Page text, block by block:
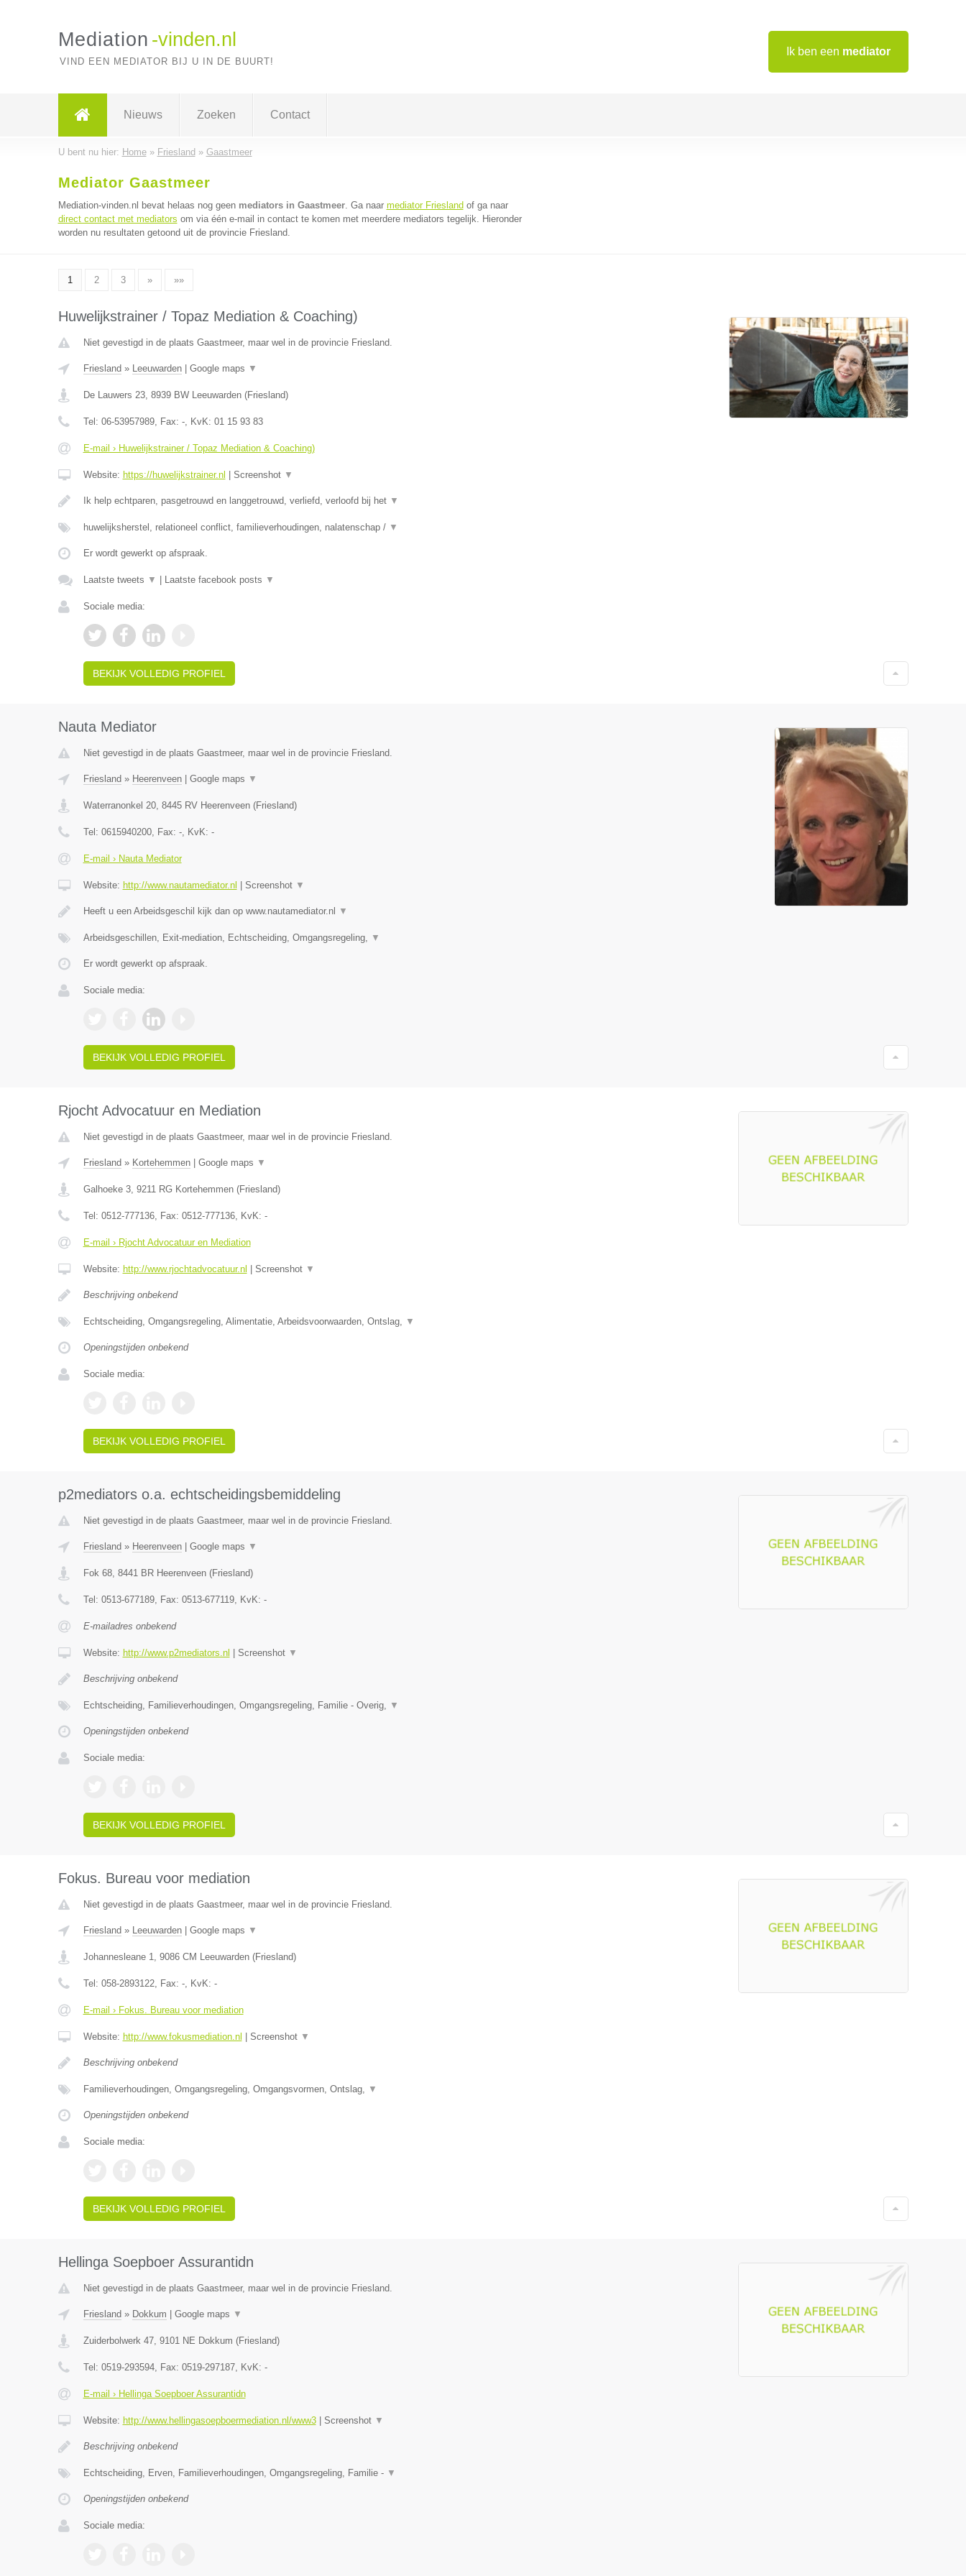
Ik ben een mediator
Mediation -vinden.nl
VIND EEN MEDIATOR BIJ U IN DE BUURT!
Nieuws Zoeken Contact
U bent nu hier: Home» Friesland » Gaastmeer
Mediator Gaastmeer
Mediation-vinden.nl bevat helaas nog geen mediators in Gaastmeer. Ga naar mediator Friesland of ga naar
direct contact met mediators om via één e-mail in contact te komen met meerdere mediators tegelijk. Hieronder
worden nu resultaten getoond uit de provincie Friesland.
1 2 3 » »»
Huwelijkstrainer / Topaz Mediation & Coaching)
Niet gevestigd in de plaats Gaastmeer, maar wel in de provincie Friesland.
Friesland » Leeuwarden| Google maps ▼
De Lauwers 23, 8939 BW Leeuwarden(Friesland)
Tel: 06-53957989, Fax: -, KvK: 01 15 93 83
E-mail › Huwelijkstrainer / Topaz Mediation & Coaching)
Website: https://huwelijkstrainer.nl Screenshot ▼
Ik help echtparen, pasgetrouwd en langgetrouwd, verliefd, verloofd bij het ▼
huwelijksherstel, relationeel conflict, familieverhoudingen, nalatenschap / ▼
Er wordt gewerkt op afspraak.
Laatste tweets ▼ Laatste facebook posts ▼
Sociale media:
BEKIJK VOLLEDIG PROFIEL
Nauta Mediator
Niet gevestigd in de plaats Gaastmeer, maar wel in de provincie Friesland.
Friesland » Heerenveen| Google maps ▼
Waterranonkel 20, 8445 RV Heerenveen(Friesland)
Tel: 0615940200, Fax: -, KvK: -
E-mail › Nauta Mediator
Website: http://www.nautamediator.nl Screenshot ▼
Heeft u een Arbeidsgeschil kijk dan op www.nautamediator.nl ▼
Arbeidsgeschillen, Exit-mediation, Echtscheiding, Omgangsregeling, ▼
Er wordt gewerkt op afspraak.
Sociale media:
BEKIJK VOLLEDIG PROFIEL
Rjocht Advocatuur en Mediation
Niet gevestigd in de plaats Gaastmeer, maar wel in de provincie Friesland.
Friesland » Kortehemmen| Google maps ▼
Galhoeke 3, 9211 RG Kortehemmen(Friesland)
Tel: 0512-777136, Fax: 0512-777136, KvK: -
E-mail › Rjocht Advocatuur en Mediation
Website: http://www.rjochtadvocatuur.nl Screenshot ▼
Beschrijving onbekend
Echtscheiding, Omgangsregeling, Alimentatie, Arbeidsvoorwaarden, Ontslag, ▼
Openingstijden onbekend
Sociale media:
BEKIJK VOLLEDIG PROFIEL
p2mediators o.a. echtscheidingsbemiddeling
Niet gevestigd in de plaats Gaastmeer, maar wel in de provincie Friesland.
Friesland » Heerenveen| Google maps ▼
Fok 68, 8441 BR Heerenveen(Friesland)
Tel: 0513-677189, Fax: 0513-677119, KvK: -
E-mailadres onbekend
Website: http://www.p2mediators.nl Screenshot ▼
Beschrijving onbekend
Echtscheiding, Familieverhoudingen, Omgangsregeling, Familie - Overig, ▼
Openingstijden onbekend
Sociale media:
BEKIJK VOLLEDIG PROFIEL
Fokus. Bureau voor mediation
Niet gevestigd in de plaats Gaastmeer, maar wel in de provincie Friesland.
Friesland » Leeuwarden| Google maps ▼
Johannesleane 1, 9086 CM Leeuwarden(Friesland)
Tel: 058-2893122, Fax: -, KvK: -
E-mail › Fokus. Bureau voor mediation
Website: http://www.fokusmediation.nl Screenshot ▼
Beschrijving onbekend
Familieverhoudingen, Omgangsregeling, Omgangsvormen, Ontslag, ▼
Openingstijden onbekend
Sociale media:
BEKIJK VOLLEDIG PROFIEL
Hellinga Soepboer Assurantidn
Niet gevestigd in de plaats Gaastmeer, maar wel in de provincie Friesland.
Friesland » Dokkum Google maps ▼
Zuiderbolwerk 47, 9101 NE Dokkum (Friesland)
Tel: 0519-293594, Fax: 0519-297187, KvK: -
E-mail › Hellinga Soepboer Assurantidn
Website: http://www.hellingasoepboermediation.nl/www3| Screenshot ▼
Beschrijving onbekend
Echtscheiding, Erven, Familieverhoudingen, Omgangsregeling, Familie - ▼
Openingstijden onbekend
Sociale media: